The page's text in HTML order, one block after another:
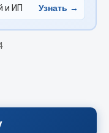
и ИП Узнать →